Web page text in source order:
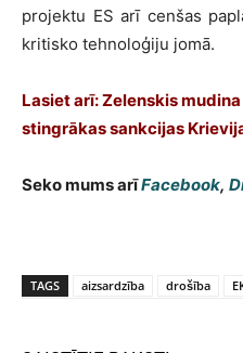
projektu ES arī cenšas
kritisko tehnoloģiju jomā.
Lasiet arī:Zelenskis
stingrākas sankcijas
Seko mums arīFacebook,
TAGS aizsardzība drošība